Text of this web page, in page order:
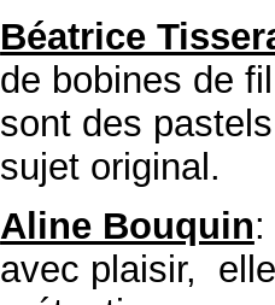
Béatrice
de bobines de
sont des
sujet original.
Aline Bouquin
avec plaisir,